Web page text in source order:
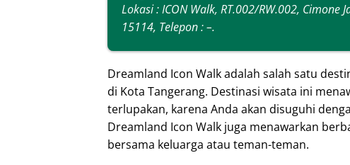
Lokasi : ICON Walk, RT.002/RW.002, Cimone
15114, Telepon :–.
Dreamland Icon Walk adalah salah satu
di Kota Tangerang. Destinasi wisata ini
terlupakan, karena Anda akan disuguhi
Dreamland Icon Walk juga menawarkan
bersama keluarga atau teman-teman.